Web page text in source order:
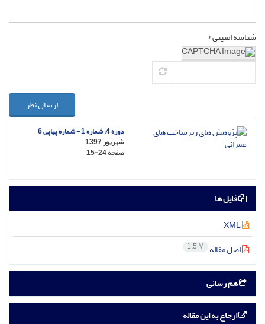
شناسه امنیتی *
ارسال نظر
دوره 4، شماره 1 - شماره پیاپی 6
شهریور 1397
صفحه15-24
فایل ها
اصل مقاله 1.5 M
هم رسانی
ارجاع به این مقاله